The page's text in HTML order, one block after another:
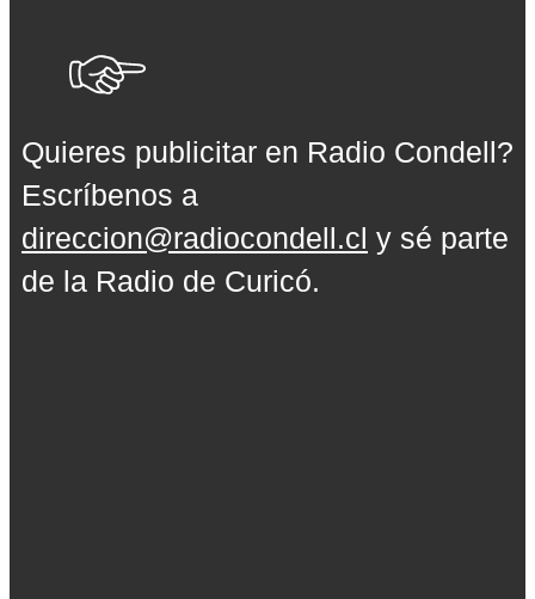
Quieres publicitar en Radio Condell?
Escríbenos a
direccion@radiocondell.cl y sé parte
de la Radio de Curicó.